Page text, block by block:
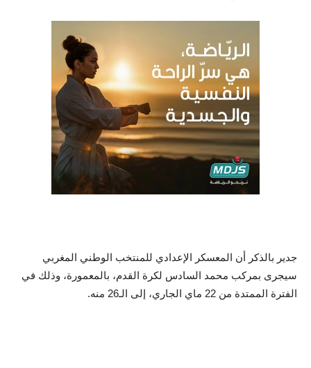
جدير بالذكر أن المعسكر الإعدادي للمنتخب الوطني المغربي
سيجرى بمركب محمد السادس لكرة القدم، بالمعمورة، وذلك في
الفترة الممتدة من 22 ماي الجاري، إلى الـ26 منه.